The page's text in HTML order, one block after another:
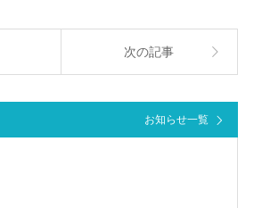
次の記事
お知らせ一覧